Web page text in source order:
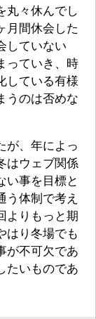
丸々休んでし
月間休会した
していない
っていき、時
している有様
うのは否めな
が、年によっ
はウェブ関係
い事を目標と
う体制で考え
よりもっと期
はり冬場でも
が不可欠であ
たいものであ